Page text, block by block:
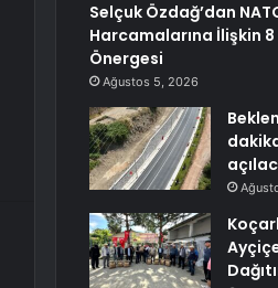
Selçuk Özdağ’dan
Harcamalarına İlişkin 8
Önergesi
Ağustos 5, 2026